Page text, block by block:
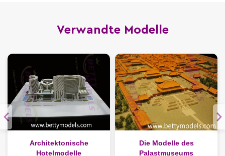
Verwandte Modelle
Die Modelle des
Palastmuseums
aus Katar